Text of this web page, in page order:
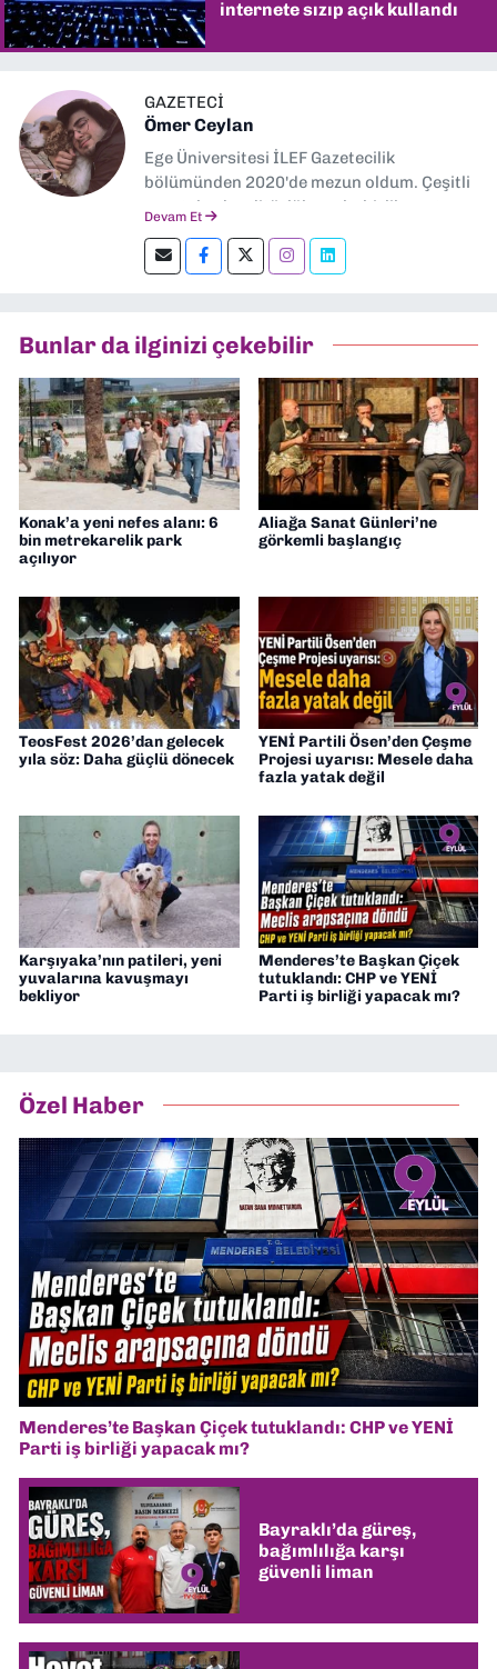
internete sızıp açık kullandı
GAZETECİ
Ömer Ceylan
Ege Üniversitesi İLEF Gazetecilik
bölümünden 2020'de mezun oldum. Çeşitli
gazetelerde editörlük, muhabirlik yaptım.
editörlük yapıyorum.
Devam Et
Bunlar da ilginizi çekebilir
Konak’a yeni nefes alanı: 6
bin metrekarelik park
açılıyor
Aliağa Sanat Günleri’ne
görkemli başlangıç
TeosFest 2026’dan gelecek
yıla söz: Daha güçlü dönecek
YENİ Partili Ösen’den Çeşme
Projesi uyarısı: Mesele daha
fazla yatak değil
Karşıyaka’nın patileri, yeni
yuvalarına kavuşmayı
bekliyor
Menderes’te Başkan Çiçek
tutuklandı: CHP ve YENİ
Parti iş birliği yapacak mı?
Özel Haber
Menderes’te Başkan Çiçek tutuklandı: CHP ve YENİ
Parti iş birliği yapacak mı?
Bayraklı’da güreş,
bağımlılığa karşı
güvenli liman